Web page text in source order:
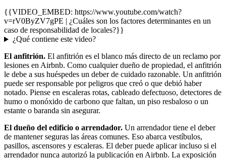
{{VIDEO_EMBED: https://www.youtube.com/watch?
v=rV0ByZV7gPE | ¿Cuáles son los factores determinantes en un
caso de responsabilidad de locales?}}
¿Qué contiene este video?
El anfitrión. El anfitrión es el blanco más directo de un reclamo por
lesiones en Airbnb. Como cualquier dueño de propiedad, el anfitrión
le debe a sus huéspedes un deber de cuidado razonable. Un anfitrión
puede ser responsable por peligros que creó o que debió haber
notado. Piense en escaleras rotas, cableado defectuoso, detectores de
humo o monóxido de carbono que faltan, un piso resbaloso o un
estante o baranda sin asegurar.
El dueño del edificio o arrendador. Un arrendador tiene el deber
de mantener seguras las áreas comunes. Eso abarca vestíbulos,
pasillos, ascensores y escaleras. El deber puede aplicar incluso si el
arrendador nunca autorizó la publicación en Airbnb. La exposición